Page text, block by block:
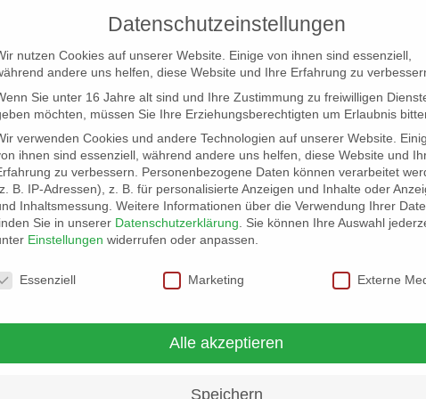
LOCATION SCOUT ELB-LOCATION: PANORAMA
Datenschutzeinstellungen
nutzen Cookies auf unserer Website. Einige von ihnen sind essenziell,
andere uns helfen, diese Website und Ihre Erfahrung zu
Sie unter 16 Jahre alt sind und Ihre Zustimmung zu freiwilligen
möchten, müssen Sie Ihre Erziehungsberechtigten um Erlaubnis
verwenden Cookies und andere Technologien auf unserer Website.
ihnen sind essenziell, während andere uns helfen, diese Website und
zu verbessern.
Personenbezogene Daten können verarbeitet
B. IP-Adressen), z. B. für personalisierte Anzeigen und Inhalte oder
Inhaltsmessung. Weitere Informationen über die Verwendung Ihrer
Sie in unserer Datenschutzerklärung
Sie können Ihre Auswahl
Einstellungen widerrufen oder anpassen.
Essenziell Marketing Externe
Alle akzeptieren
Speichern